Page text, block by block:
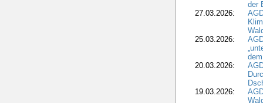
der
27.03.2026:
25.03.2026:
20.03.2026:
19.03.2026: